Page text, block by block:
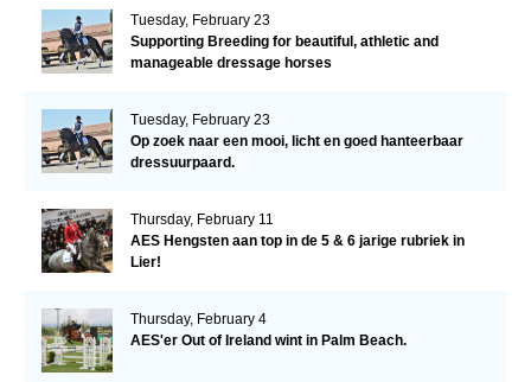
Tuesday, February 23
Supporting Breeding for beautiful, athletic and
manageable dressage horses
Tuesday, February 23
Op zoek naar een mooi, licht en goed hanteerbaar
dressuurpaard.
Thursday, February 11
AES Hengsten aan top in de 5 & 6 jarige rubriek in
Lier!
Thursday, February 4
AES'er Out of Ireland wint in Palm Beach.